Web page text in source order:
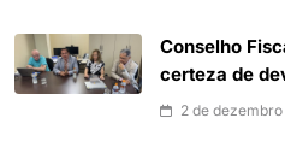
Conselho
certeza de
2 de